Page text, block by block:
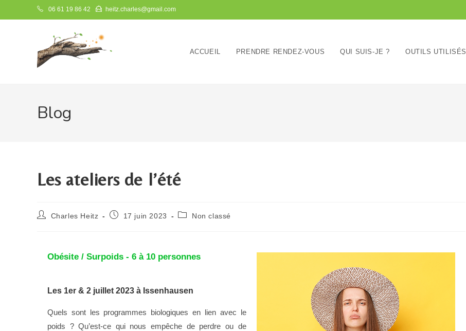
06 61 19 86 42 heitz.charles@gmail.com
ACCUEIL PRENDRE RENDEZ-VOUS QUI SUIS-JE ? OUTILS UTILISÉS
Blog
Les ateliers de l’été
Charles Heitz 17 juin 2023 Non classé
Obésite / Surpoids - 6 à 10 personnes
Les 1er & 2 juillet 2023 à Issenhausen
Quels sont les programmes biologiques en lien avec le
poids ? Qu’est-ce qui nous empêche de perdre ou de